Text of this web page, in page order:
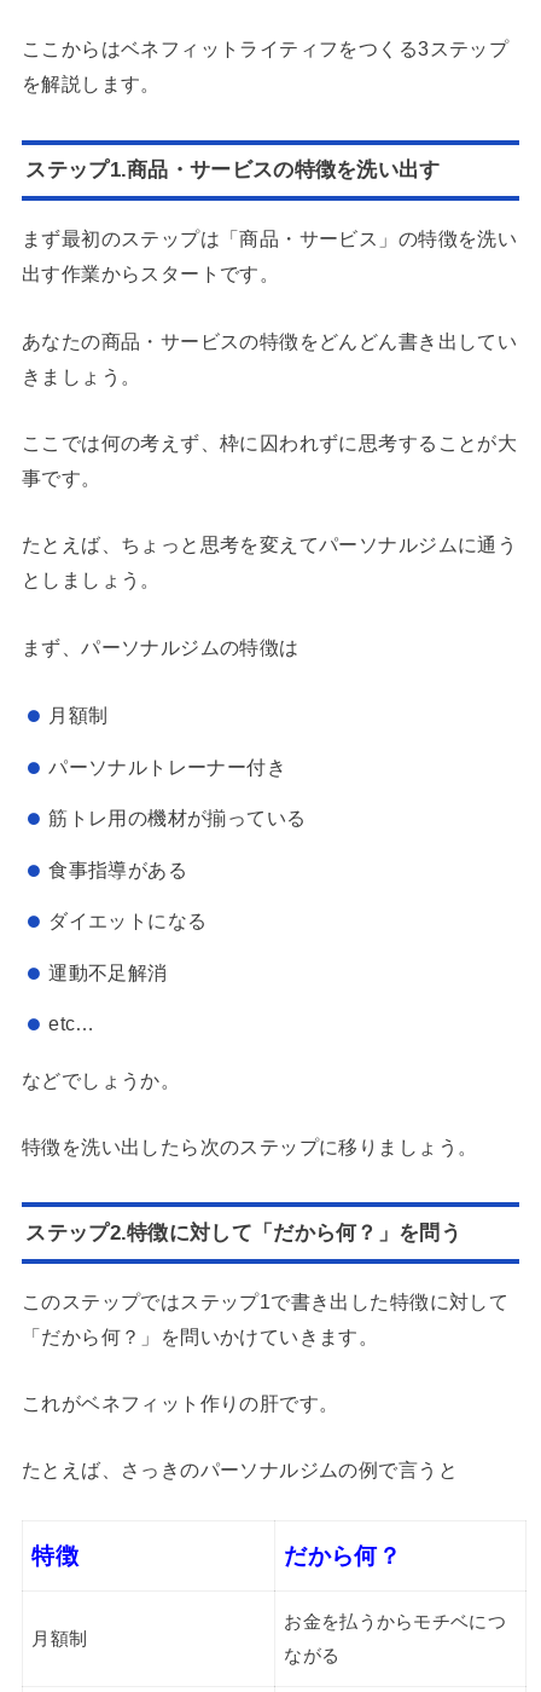
ここからはベネフィットライティフをつくる3ステップ
を解説します。
ステップ1.商品・サービスの特徴を洗い出す
まず最初のステップは「商品・サービス」の特徴を洗い
出す作業からスタートです。
あなたの商品・サービスの特徴をどんどん書き出してい
きましょう。
ここでは何の考えず、枠に囚われずに思考することが大
事です。
たとえば、ちょっと思考を変えてパーソナルジムに通う
としましょう。
まず、パーソナルジムの特徴は
月額制
パーソナルトレーナー付き
筋トレ用の機材が揃っている
食事指導がある
ダイエットになる
運動不足解消
etc…
などでしょうか。
特徴を洗い出したら次のステップに移りましょう。
ステップ2.特徴に対して「だから何？」を問う
このステップではステップ1で書き出した特徴に対して
「だから何？」を問いかけていきます。
これがベネフィット作りの肝です。
たとえば、さっきのパーソナルジムの例で言うと
特徴 だから何？
月額制
お金を払うからモチベにつ
ながる